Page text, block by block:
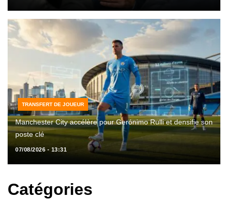
TRANSFERT DE JOUEUR
Manchester City accélère pour Gerónimo Rulli et densifie son
poste clé
07/08/2026 - 13:31
Catégories